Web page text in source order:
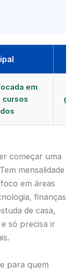
em
cursos
começar uma
mensalidade
em áreas
finanças
de casa,
só precisa ir
para quem